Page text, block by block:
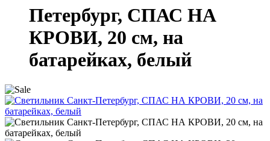
Петербург, СПАС НА
КРОВИ, 20 см, на
батарейках, белый